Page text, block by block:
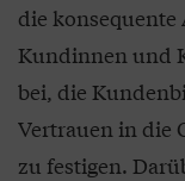
die
Kundinnen und
bei, die
Vertrauen in die
zu festigen.